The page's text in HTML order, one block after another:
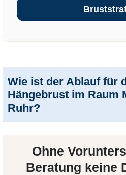
Wie ist der Ablauf für
Hängebrust im Raum
Ruhr?
Ohne
Beratung keine